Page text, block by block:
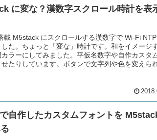
に変な？漢数字スクロール時計を表
載 M5stack にスクロールする漢数字で Wi-Fi
した。ちょっと「変な」時計です。和をイメージ
ラーにしてみました。平仮名数字や自作カスタ
たりしています。ボタンで文字列や色を変えら
自作したカスタムフォントを